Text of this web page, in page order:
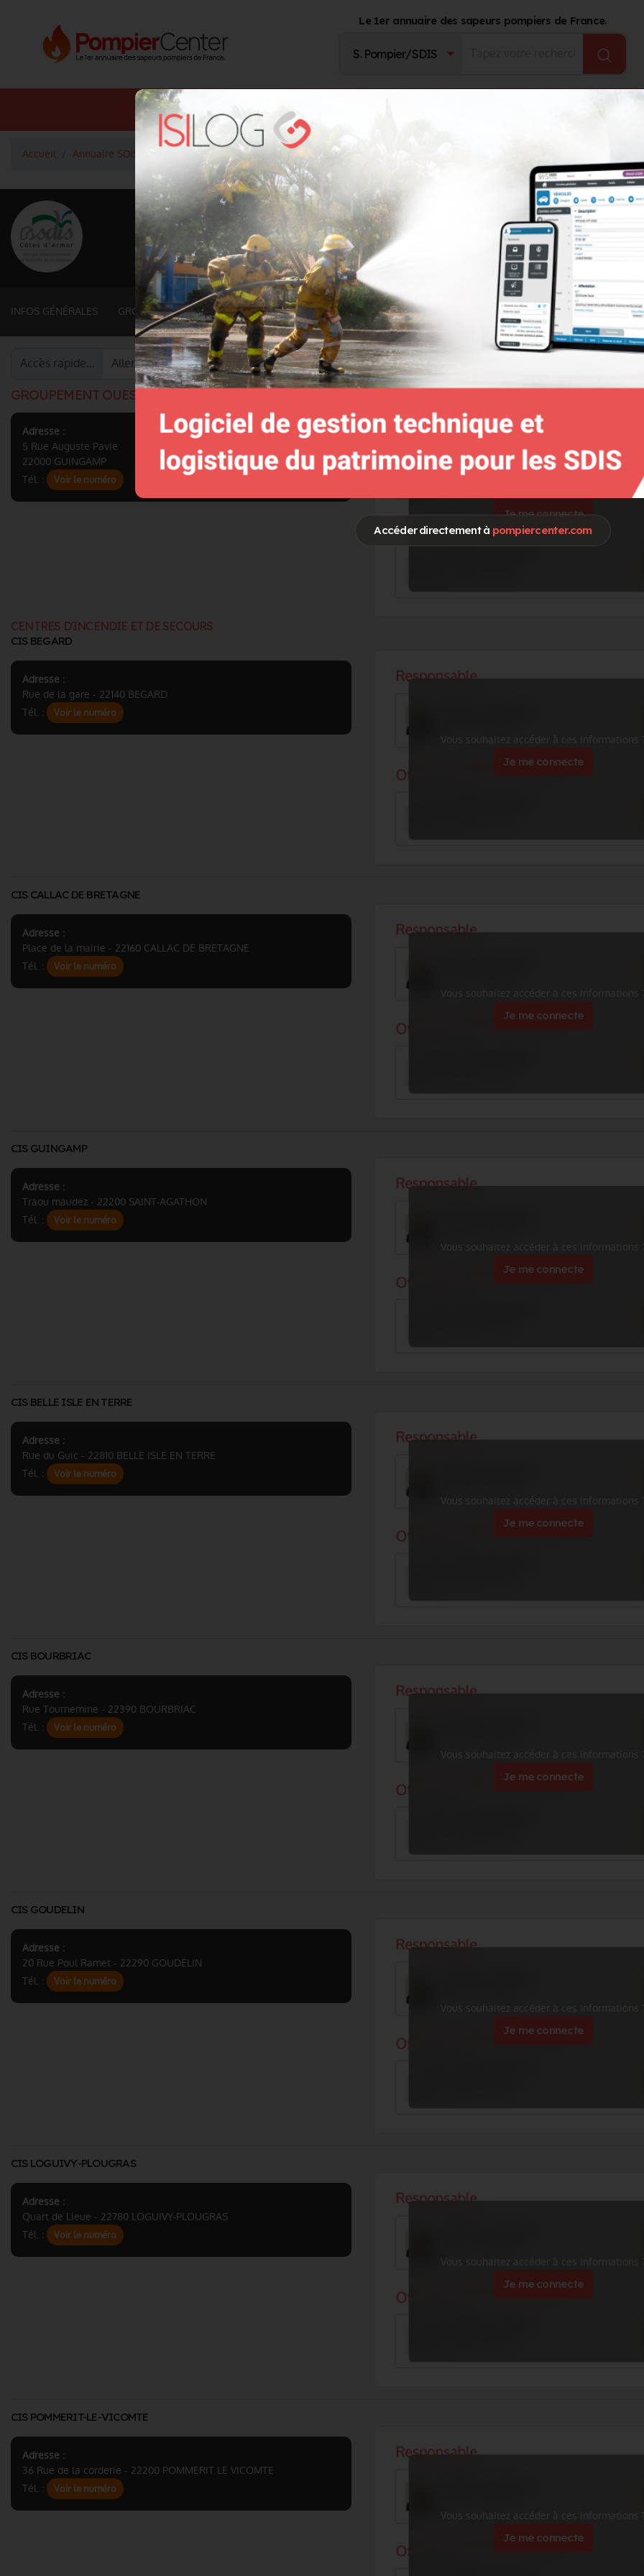
Accéder directement à pompiercenter.com
Le 1er annuaire des sapeurs pompiers de France.
Annuaire SDIS Annuaire Fournisseurs
Accueil Annuaire SDIS Groupements territoriaux (22. CÔTES-D'ARMOR)
< Retour à la liste des SDIS
SDIS Côtes-d'Armor à Saint-Brieuc (22)
DépartementCÔTES-D'ARMOR
6 878 km² - 596 518 habitants
INFOS GÉNÉRALES GROUPEMENTS ET SERVICES FONCTIONNELS GROUPEMENTS TERRITORIAUX AUTRES ORGANISMES
Accès rapide…
GROUPEMENT OUEST
Adresse :
5 Rue Auguste Pavie
22000 GUINGAMP
Tél. :
Voir le numéro
Vous souhaitez accéder à ces informations
Je me connecte
CENTRES D'INCENDIE ET DE SECOURS
CIS BEGARD
Adresse :
Rue de la gare - 22140 BEGARD
Tél. :
Voir le numéro
Vous souhaitez accéder à ces informations
Je me connecte
CIS CALLAC DE BRETAGNE
Adresse :
Place de la mairie - 22160 CALLAC DE BRETAGNE
Tél. :
Voir le numéro
Vous souhaitez accéder à ces informations
Je me connecte
CIS GUINGAMP
Adresse :
Traou maudez - 22200 SAINT-AGATHON
Tél. :
Voir le numéro
Vous souhaitez accéder à ces informations
Je me connecte
CIS BELLE ISLE EN TERRE
Adresse :
Rue du Guic - 22810 BELLE ISLE EN TERRE
Tél. :
Voir le numéro
Vous souhaitez accéder à ces informations
Je me connecte
CIS BOURBRIAC
Adresse :
Rue Tournemine - 22390 BOURBRIAC
Tél. :
Voir le numéro
Vous souhaitez accéder à ces informations
Je me connecte
CIS GOUDELIN
Adresse :
20 Rue Poul Ramet - 22290 GOUDELIN
Tél. :
Voir le numéro
Vous souhaitez accéder à ces informations
Je me connecte
CIS LOGUIVY-PLOUGRAS
Adresse :
Quart de Lieue - 22780 LOGUIVY-PLOUGRAS
Tél. :
Voir le numéro
Vous souhaitez accéder à ces informations
Je me connecte
CIS POMMERIT-LE-VICOMTE
Adresse :
36 Rue de la corderie - 22200 POMMERIT LE VICOMTE
Tél. :
Voir le numéro
Vous souhaitez accéder à ces informations
Je me connecte